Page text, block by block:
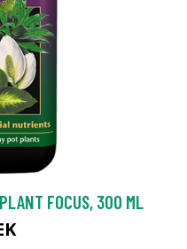
FOCUS, 300 ML